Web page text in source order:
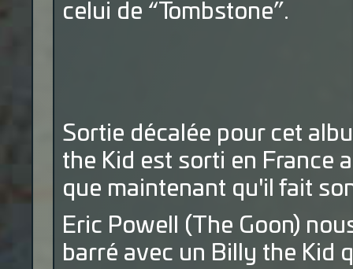
celui de “Tombstone”.
Sortie décalée pour cet
the Kid est sorti en France
que maintenant qu'il fait
Eric Powell (The Goon)
barré avec un Billy the Kid